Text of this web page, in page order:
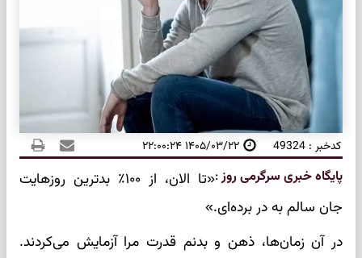
کدخبر : 49324 ۱۴۰۵/۰۳/۲۲ ۲۲:۰۰:۲۴
پایگاه خبری سرگرمی روز:
«تا الان، از ۱۰۰٪ بدترین روزهایت
جان سالم به در برده‌ای.»
در آن زمان‌ها، ذهن و بدنم قدرت مرا آزمایش می‌کردند.